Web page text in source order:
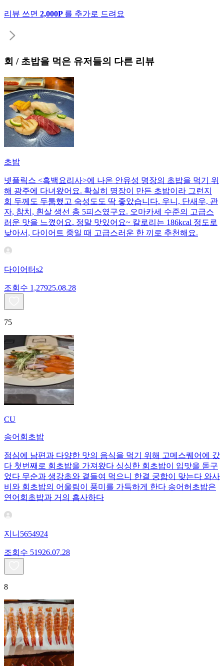
리뷰 쓰면 2,000P 를 추가로 드려요
회 / 초밥을 먹은 유저들의 다른 리뷰
초밥
넷플릭스 <흑백요리사>에 나온 안유성 명장의 초밥을 먹기 위
해 광주에 다녀왔어요. 확실히 명장이 만든 초밥이라 그런지
회 두께도 두툼했고 숙성도도 딱 좋았습니다. 우니, 단새우, 관
자, 참치, 흰살 생선 총 5피스였구요. 오마카세 수준의 고급스
러운 맛을 느꼈어요. 정말 맛있어요~ 칼로리는 186kcal 정도로
낮아서, 다이어트 중일 때 고급스러운 한 끼로 추천해요.
다이어터s2
조회수 1,27925.08.28
75
CU
송어회초밥
점심에 남편과 다양한 맛의 음식을 먹기 위해 고메스퀘어에 갔
다 첫번째로 회초밥을 가져왔다 싱싱한 회초밥이 입맛을 돋구
었다 무순과 생강초와 곁들여 먹으니 한결 궁합이 맞는다 와사
비와 회초밥의 어울림이 풍미를 가득하게 한다 송어허초밥은
연어회초밥과 거의 흡사하다
지니5654924
조회수 51926.07.28
8